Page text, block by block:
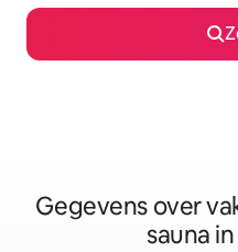
Gegevens over
sauna